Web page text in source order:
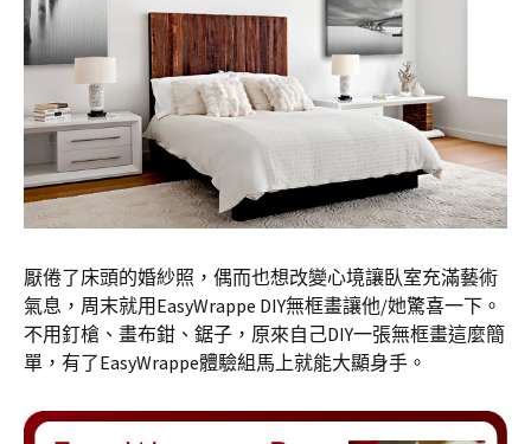
厭倦了床頭的婚紗照，偶而也想改變心境讓臥室充滿藝術
氣息，周末就用EasyWrappe DIY無框畫讓他/她驚喜一下。
不用釘槍、畫布鉗、鋸子，原來自己DIY一張無框畫這麼簡
單，有了EasyWrappe體驗組馬上就能大顯身手。